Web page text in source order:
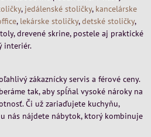
, jedálenské stoličky, kancelárske
, lekárske stoličky,detské stoličky,
drevené skrine, postele aj praktické
interiér.
zákaznícky servis a férové ceny.
tak, aby spĺňal vysoké nároky na
Či už zariaďujete kuchyňu,
nás nájdete nábytok, ktorý kombinuje